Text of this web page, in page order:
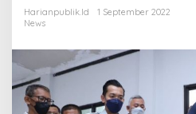
h
l
i
W
a
r
Harianpublik.id
1 September 2022
News